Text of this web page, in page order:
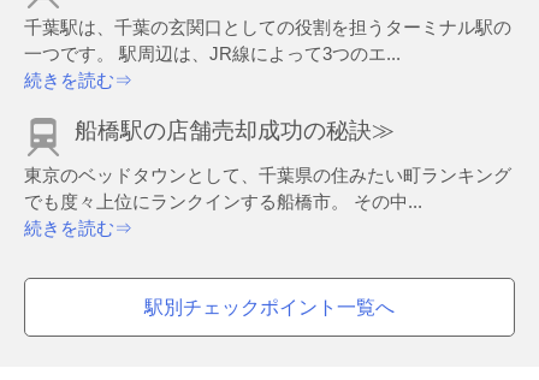
千葉駅は、千葉の玄関口としての役割を担うターミナル駅の
一つです。 駅周辺は、JR線によって3つのエ...
続きを読む⇒
船橋駅の店舗売却成功の秘訣≫
東京のベッドタウンとして、千葉県の住みたい町ランキング
でも度々上位にランクインする船橋市。 その中...
続きを読む⇒
駅別チェックポイント一覧へ